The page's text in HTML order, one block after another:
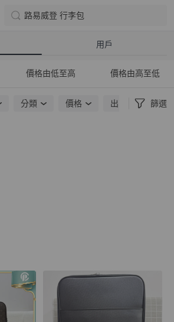
路易威登 行李包
用戶
價格由低至高 價格由高至低
分類 價格 出貨地點 篩選